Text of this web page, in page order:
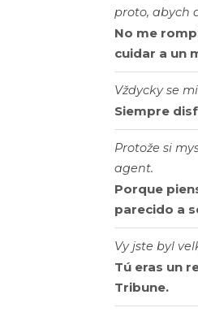
proto, abych
No me
cuidar a un
Vždycky se
Siempre
Protože si
agent.
Porque
parecido a
Vy jste byl
Tú eras un
Tribune.